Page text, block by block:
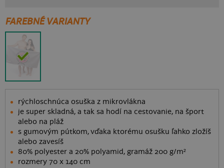
FAREBNÉ VARIANTY
rýchloschnúca osuška z mikrovlákna
je super skladná, a tak sa hodí na cestovanie, na šport
alebo na pláž
s gumovým pútkom, vďaka ktorému osušku ľahko zložíš
alebo zavesíš
80% polyester a 20% polyamid, gramáž 200 g/m²
rozmery 70 x 140 cm